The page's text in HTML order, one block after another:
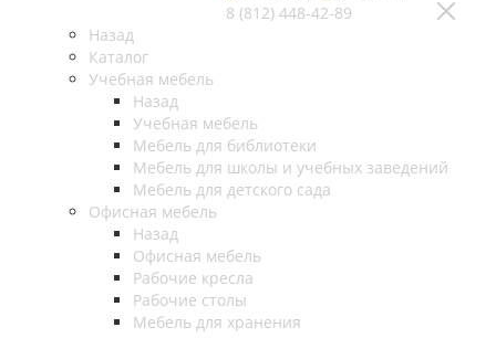
8 (812) 448-42-89
Назад
Каталог
Учебная мебель
Назад
Учебная мебель
Мебель для библиотеки
Мебель для школы и учебных заведений
Мебель для детского сада
Офисная мебель
Назад
Офисная мебель
Рабочие кресла
Рабочие столы
Мебель для хранения